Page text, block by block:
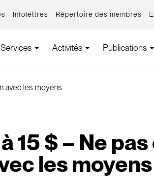
Infolettres Répertoire des membres
Services Activités Publications
avec les moyens
15 $ – Ne
les moyens